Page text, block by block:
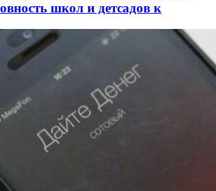
школ и детсадов к
в Волгограде: девушка
женщину с ножом
в Волгограде: в Центральном
„Арбузный переполох“